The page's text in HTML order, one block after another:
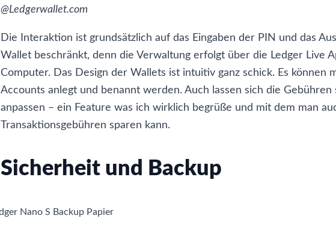
@Ledgerwallet.com
Die Interaktion ist grundsätzlich auf das Eingaben der PIN und das
Wallet beschränkt, denn die Verwaltung erfolgt über die Ledger Live
Computer. Das Design der Wallets ist intuitiv ganz schick. Es können
Accounts anlegt und benannt werden. Auch lassen sich die Gebühren
anpassen – ein Feature was ich wirklich begrüße und mit dem man
Transaktionsgebühren sparen kann.
Sicherheit und Backup